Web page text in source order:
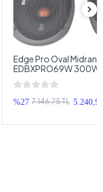
Edge Pro Oval
EDBXPRO69W 300W
Oval Midrange - Edge
Midrange Hoparlör
%27 7.146,75 TL